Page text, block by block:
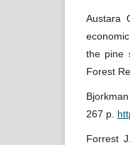
Austara
the pine
Forest
267 p.
Forrest